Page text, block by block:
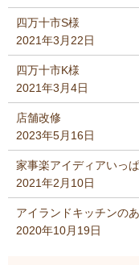
四万十市S様
2021年3月22日
四万十市K様
2021年3月4日
店舗改修
2023年5月16日
家事楽アイディアいっ
2021年2月10日
アイランドキッチンの
2020年10月19日